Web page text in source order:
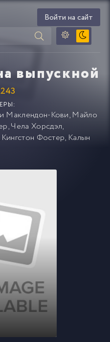
Войти на сайт
выпускной
Маклендон-Кови, Майло
,Чела Хорсдэл,
Кингстон Фостер, Калын